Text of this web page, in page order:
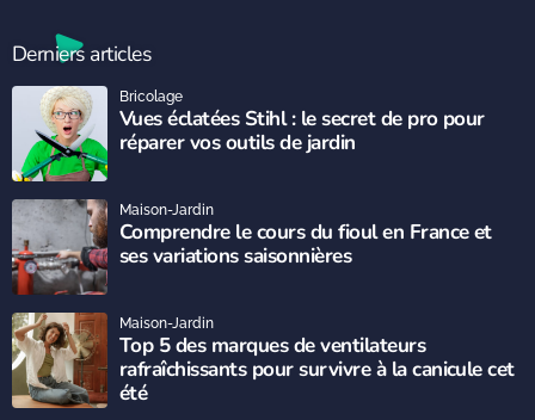
Derniers articles
Vues éclatées Stihl : le secret de pro pour
réparer vos outils de jardin
Bricolage
Comprendre le cours du fioul en France et
ses variations saisonnières
Maison-Jardin
Top 5 des marques de ventilateurs
rafraîchissants pour survivre à la canicule cet
été
Maison-Jardin